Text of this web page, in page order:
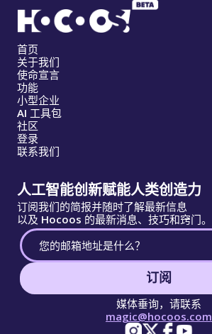
首页
关于我们
使命宣言
功能
小型企业
AI 工具包
社区
登录
联系我们
人工智能创新赋能人类创造力
订阅我们的简报并随时了解最新信息
以及 Hocoos 的最新消息、技巧和窍门。
订阅
媒体垂询，请联系
magic@hocoos.com